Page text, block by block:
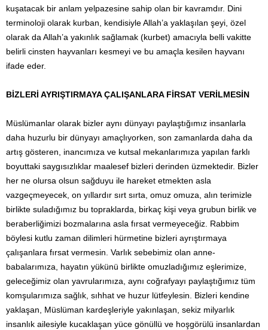
kuşatacak bir anlam yelpazesine sahip olan bir kavramdır. Dini
terminoloji olarak kurban, kendisiyle Allah’a yaklaşılan şeyi, özel
olarak da Allah’a yakınlık sağlamak (kurbet) amacıyla belli vakitte
belirli cinsten hayvanları kesmeyi ve bu amaçla kesilen hayvanı
ifade eder.
BİZLERİ AYRIŞTIRMAYA ÇALIŞANLARA FİRSAT VERİLMESİN
Müslümanlar olarak bizler aynı dünyayı paylaştığımız insanlarla
daha huzurlu bir dünyayı amaçlıyorken, son zamanlarda daha da
artış gösteren, inancımıza ve kutsal mekanlarımıza yapılan farklı
boyuttaki saygısızlıklar maalesef bizleri derinden üzmektedir. Bizler
her ne olursa olsun sağduyu ile hareket etmekten asla
vazgeçmeyecek, on yıllardır sırt sırta, omuz omuza, alın terimizle
birlikte suladığımız bu topraklarda, birkaç kişi veya grubun birlik ve
beraberliğimizi bozmalarına asla fırsat vermeyeceğiz. Rabbim
böylesi kutlu zaman dilimleri hürmetine bizleri ayrıştırmaya
çalışanlara fırsat vermesin. Varlık sebebimiz olan anne-
babalarımıza, hayatın yükünü birlikte omuzladığımız eşlerimize,
geleceğimiz olan yavrularımıza, aynı coğrafyayı paylaştığımız tüm
komşularımıza sağlık, sıhhat ve huzur lütfeylesin. Bizleri kendine
yaklaşan, Müslüman kardeşleriyle yakınlaşan, sekiz milyarlık
insanlık ailesiyle kucaklaşan yüce gönüllü ve hoşgörülü insanlardan